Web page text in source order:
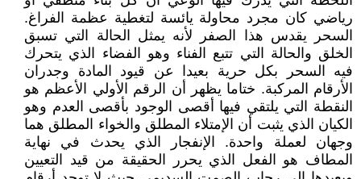
رياضي كان مجرد محاولة يائسة لتغطية عظمة الفراغ.
السحر يقدس هذا الصفر لأنه يمثل الحالة التي تسبق
الخلق والحالة التي تتبع الفناء وهو الفضاء الذي يتحرك
فيه السحر بكل حرية بعيدا عن قيود المادة وجدران
الأرقام المركبة. ختاما يظهر أن الرقم الأولي الأعظم هو
النقطة التي يلتقي فيها أقصى الوجود بأقصى العدم وهو
الكيان الذي يثبت أن الإمتلاء المطلق والخواء المطلق هما
وجهان لعملة واحدة. الإنفجار الذي يحدث في نهاية
المطاف هو الفعل الذي يحرر الحقيقة من قيد التعيين